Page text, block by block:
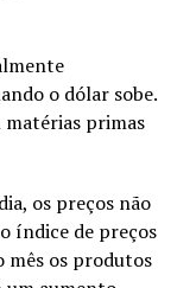
o dólar sobe.
primas
os preços não
índice de preços
mês os produtos